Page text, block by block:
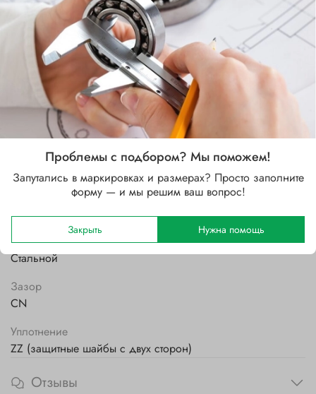
Характеристики
Бренд
Внутренний диаметр d, мм
Наружный диаметр D, мм
Ширина B, мм
35
Сепаратор
Стальной
Зазор
CN
Уплотнение
ZZ (защитные шайбы с двух сторон)
Отзывы
Проблемы с подбором? Мы поможем!
Запутались в маркировках и размерах? Просто заполните
форму — и мы решим ваш вопрос!
Закрыть Нужна помощь